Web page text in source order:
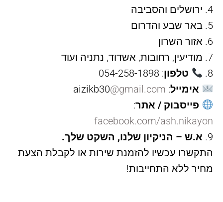
ירושלים והסביבה
באר שבע והדרום
אזור השרון
מודיעין, רחובות, אשדוד, נתניה ועוד
טלפון: 054-258-1898
אימייל: aizikb30
@gmail.com
פייסבוק / אתר:
facebook.com/ash.nikayon
א.ש – הניקיון שלנו, השקט שלך.
התקשרו עכשיו להזמנת שירות או לקבלת הצעת
מחיר ללא התחייבות!